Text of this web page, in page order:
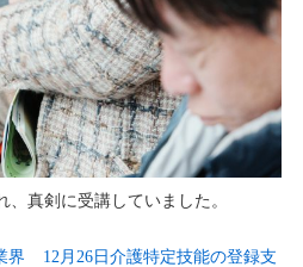
、真剣に受講していました。
界
12月26日介護特定技能の登録支